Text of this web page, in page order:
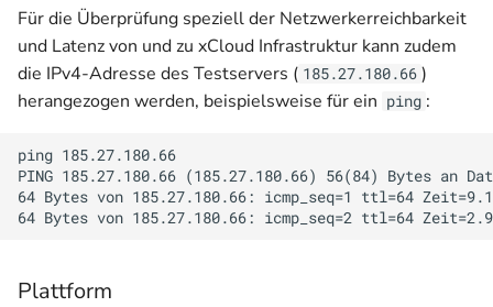
i
i
a
Für die Überprüfung speziell der Netzwerkerreichbarkeit
und Latenz von und zu xCloud Infrastruktur kann zudem
die IPv4-Adresse des Testservers ( 185.27.180.66 )
herangezogen werden, beispielsweise für ein ping :
ping 185.27.180.66
PING 185.27.180.66 (185.27.180.66) 56(84) Bytes an
64 Bytes von 185.27.180.66: icmp_seq=1 ttl=64
Plattform